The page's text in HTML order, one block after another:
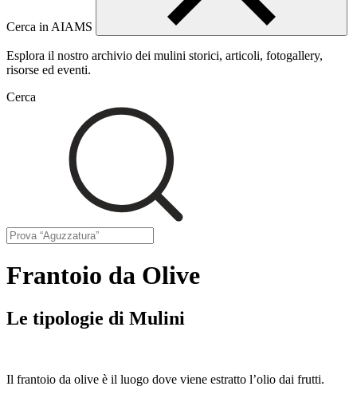
Cerca in AIAMS
Esplora il nostro archivio dei mulini storici, articoli, fotogallery,
risorse ed eventi.
Cerca
Frantoio da Olive
Le tipologie di Mulini
Il frantoio da olive è il luogo dove viene estratto l’olio dai frutti.